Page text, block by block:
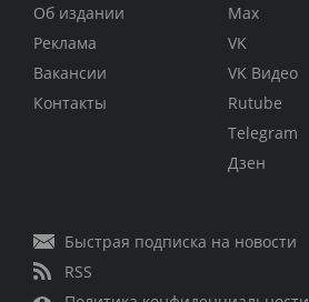
Об издании
Реклама
Вакансии
Контакты
Max
VK
VK Видео
Rutube
Telegram
Дзен
Быстрая подписка на новости
RSS